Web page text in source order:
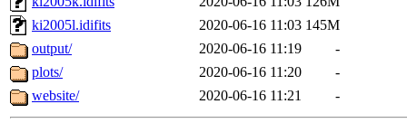
ki2005l.idifits
2020-06-16 11:03 145M
output/
2020-06-16 11:19
-
plots/
2020-06-16 11:20
-
website/
2020-06-16 11:21 -